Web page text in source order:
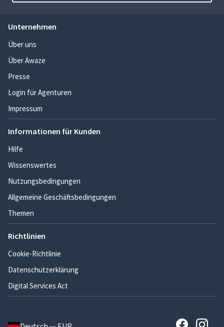
Unternehmen
Über uns
Über Awaze
Presse
Login für Agenturen
Impressum
Informationen für Kunden
Hilfe
Wissenswertes
Nutzungsbedingungen
Allgemeine Geschäftsbedingungen
Themen
Richtlinien
Cookie-Richtlinie
Datenschutzerklärung
Digital Services Act